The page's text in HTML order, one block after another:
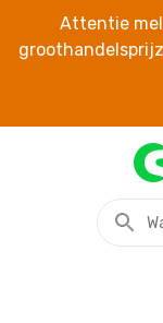
Attentie